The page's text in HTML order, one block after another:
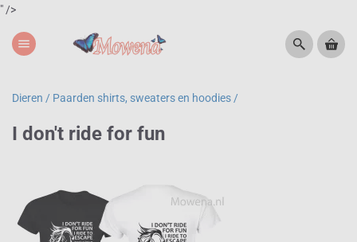
" />
menu
Dieren / Paarden shirts, sweaters en hoodies /
I don't ride for fun